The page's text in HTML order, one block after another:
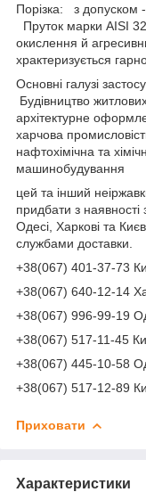
Порізка: з допуском
Пруток марки AISI
окислення й
храктеризується
Основні галузі
Будівництво
архітектурне
харчова
нафтохімічна та
машинобудування
цей та інший
придбати з наявності
Одесі, Харкові та
службами доставки.
+38(067) 401-37-73
+38(067) 640-12-14
+38(067) 996-99-19
+38(067) 517-11-45
+38(067) 445-10-58
+38(067) 517-12-89
Приховати
Характеристики